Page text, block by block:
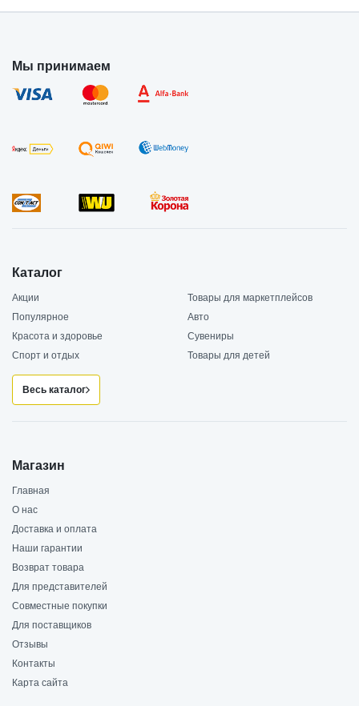
Мы принимаем
Каталог
Акции
Товары для маркетплейсов
Популярное
Авто
Красота и здоровье
Сувениры
Спорт и отдых
Товары для детей
Весь каталог
Магазин
Главная
О нас
Доставка и оплата
Наши гарантии
Возврат товара
Для представителей
Совместные покупки
Для поставщиков
Отзывы
Контакты
Карта сайта